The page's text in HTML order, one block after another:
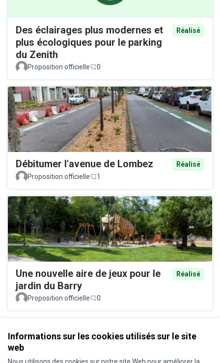
Informations sur les cookies utilisés sur le site
web
Des éclairages plus modernes et
plus écologiques pour le parking
du Zenith
Réalisé
Proposition officielle 0
Débitumer l'avenue de Lombez
Réalisé
Proposition officielle
1
Une nouvelle aire de jeux pour le
jardin du Barry
Réalisé
Proposition officielle 0